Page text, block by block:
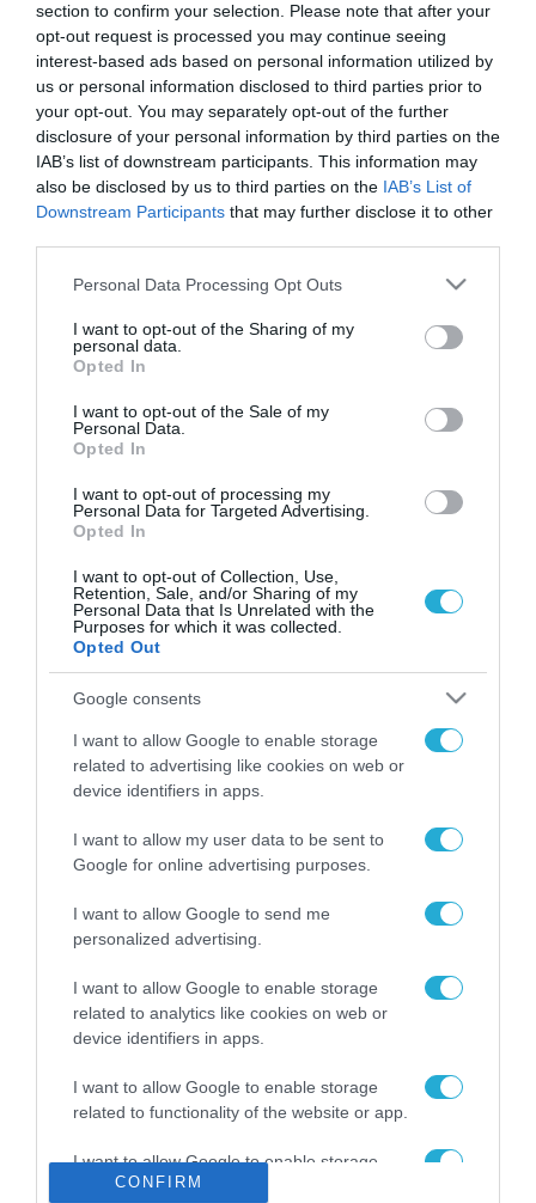
section to confirm your selection. Please note that after your
opt-out request is processed you may continue seeing
interest-based ads based on personal information utilized by
us or personal information disclosed to third parties prior to
your opt-out. You may separately opt-out of the further
disclosure of your personal information by third parties on the
IAB’s list of downstream participants. This information may
also be disclosed by us to third parties on the IAB’s List of
Downstream Participants that may further disclose it to other
Please note that this website/app uses one or more Google
not limited to your visit or usage behaviour. You may click to
grant or deny consent to Google and its third-party tags to
use your data for below specified purposes in below Google
consent section.
Personal Data Processing Opt Outs
I want to opt-out of the Sharing of my
personal data.
Opted In
I want to opt-out of the Sale of my
Personal Data.
Opted In
I want to opt-out of processing my
Personal Data for Targeted Advertising.
Opted In
I want to opt-out of Collection, Use,
Retention, Sale, and/or Sharing of my
Personal Data that Is Unrelated with the
Purposes for which it was collected.
Opted Out
Google consents
I want to allow Google to enable storage
related to advertising like cookies on web or
device identifiers in apps.
I want to allow my user data to be sent to
Google for online advertising purposes.
I want to allow Google to send me
personalized advertising.
I want to allow Google to enable storage
related to analytics like cookies on web or
device identifiers in apps.
I want to allow Google to enable storage
related to functionality of the website or app.
I want to allow Google to enable storage
related to personalization.
CONFIRM
ΡΟΗ ΕΙΔΗΣΕΩΝ
Το χρηματοδοτούμενο
από την ΕΕ έργο “The
Gaming Police”
ενισχύει την ασφάλεια
των παιδιών στο
31.07.2026
ΑΑΔΕ: Διευκρινίσεις
για τα πρόστιμα σε
παραβάσεις που
31.07.2026
Τεχνητή Νοημοσύνη
δεν είναι απλώς μια
νέα τεχνολογία, είναι
επανάσταση»
31.07.2026
Νέος οδηγός του ΕΚΤ
για τη χρηματοδότηση
των ελληνικών
επιχειρήσεων στον
χώρο της άμυνας